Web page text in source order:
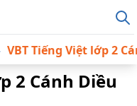
VBT Tiếng Việt lớp 2
2 Cánh Diều